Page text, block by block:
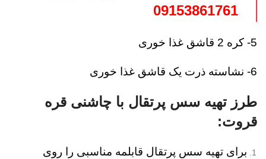
09153861761
5- کره 2 قاشق غذا خوری
6- نشاسته ذرت یک قاشق غذا خوری
طرز تهیه سس پرتقال با چاشنی قره
قروت:
برای تهیه سس پرتقال قابلمه مناسبی را روی